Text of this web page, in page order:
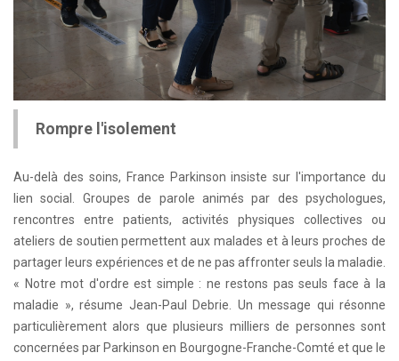
Rompre l'isolement
Au-delà des soins, France Parkinson insiste sur l'importance du
lien social. Groupes de parole animés par des psychologues,
rencontres entre patients, activités physiques collectives ou
ateliers de soutien permettent aux malades et à leurs proches de
partager leurs expériences et de ne pas affronter seuls la maladie.
« Notre mot d'ordre est simple : ne restons pas seuls face à la
maladie », résume Jean-Paul Debrie. Un message qui résonne
particulièrement alors que plusieurs milliers de personnes sont
concernées par Parkinson en Bourgogne-Franche-Comté et que le